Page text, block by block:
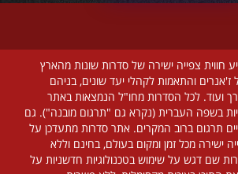
חווית צפייה ישירה של סדרות שונות מהארץ
ז'אנרים והתאמות לקהלי יעד שונים, בניהם
ועוד. לכל הסדרות מחו"ל הנמצאות באתר
בשפה העברית (נקרא גם "תרגום מובנה"). גם
תרגום ברוב המקרים. אתר סדרות מתעדכן על
ישירה מכל זמן ומקום בעולם, בחינם וללא
שם דגש על שימוש בטכנולוגיות חדשניות על